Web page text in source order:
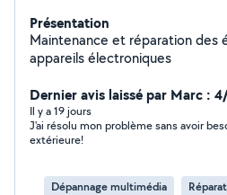
Présentation
Maintenance et réparation des
appareils électroniques
Dernier avis laissé par Marc :
Il y a 19 jours
J'ai résolu mon problème sans avoir
extérieure!
Dépannage multimédia